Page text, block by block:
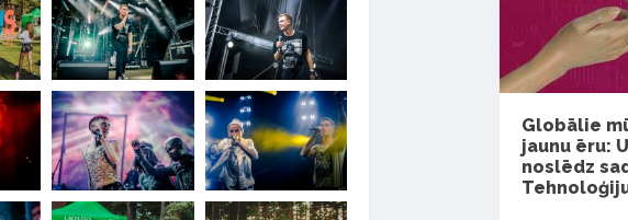
Globālie
jaunu ēru:
noslēdz